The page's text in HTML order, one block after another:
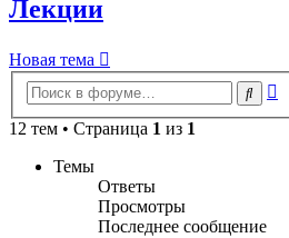
Лекции
Новая
тема
Новая тема
Поиск
12 тем • Страница 1 из 1
Темы
Ответы
Просмотры
Последнее сообщение